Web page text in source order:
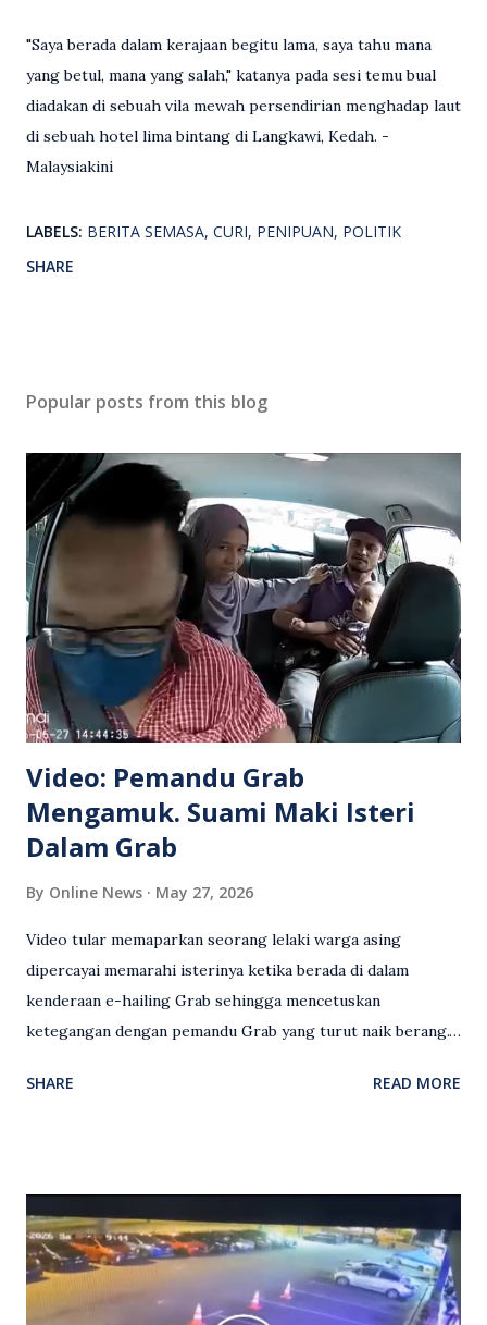
"Saya berada dalam kerajaan begitu lama, saya tahu mana
yang betul, mana yang salah," katanya pada sesi temu bual
diadakan di sebuah vila mewah persendirian menghadap laut
di sebuah hotel lima bintang di Langkawi, Kedah. -
Malaysiakini
LABELS: BERITA SEMASA CURI PENIPUAN POLITIK
SHARE
Popular posts from this blog
Video: Pemandu Grab
Mengamuk. Suami Maki Isteri
Dalam Grab
By Online News May 27, 2026
Video tular memaparkan seorang lelaki warga asing
dipercayai memarahi isterinya ketika berada di dalam
kenderaan e-hailing Grab sehingga mencetuskan
ketegangan dengan pemandu Grab yang turut naik berang.
antara seorang lelaki warga asing dengan pemandu Grab
Grab bertindak mempertahankan wanita terbabit sebelum
berlaku pertikaman lidah antara kedua-dua pihak. Video
berkenaan kini tular di media sosial dan mendapat pelbagai
reaksi orang ramai. Antara komen orang awam yang tular di
SHARE READ MORE